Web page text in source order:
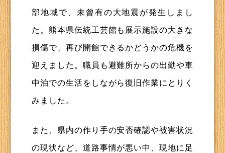
部地域で、未曾有の大地震が発生しまし
た。熊本県伝統工芸館も展示施設の大きな
損傷で、再び開館できるかどうかの危機を
迎えました。職員も避難所からの出勤や車
中泊での生活をしながら復旧作業にとりく
みました。
また、県内の作り手の安否確認や被害状況
の現状など、道路事情が悪い中、現地に足